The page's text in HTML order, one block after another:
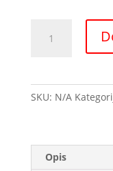
SKU: N/A
Opis